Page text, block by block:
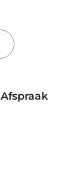
Afspraak